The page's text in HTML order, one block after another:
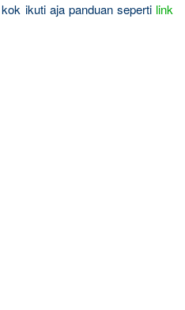
ikuti aja panduan seperti link